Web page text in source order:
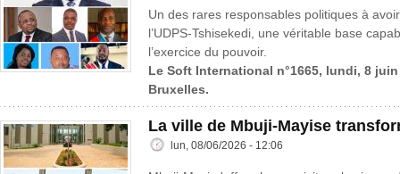
Un des rares responsables politiques à
l’UDPS-Tshisekedi, une véritable base
l’exercice du pouvoir.
Le Soft International n°1665, lundi, 8
Bruxelles.
La ville de Mbuji-Mayise
lun, 08/06/2026 - 12:06